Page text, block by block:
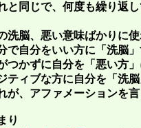
と同じで、何度も繰り返
洗脳、悪い意味ばかりに
で自分をいい方に「洗脳
つかずに自分を「悪い方
ティブな方に自分を「洗
が、アファメーションを
り